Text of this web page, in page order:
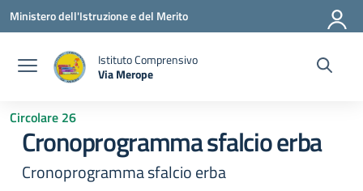
Vai ai contenuti
Vai al menu di navigazione
Vai al footer
Ministero dell'Istruzione e del Merito
Istituto Comprensivo
Via Merope
Circolare 26
Cronoprogramma sfalcio erba
Cronoprogramma sfalcio erba